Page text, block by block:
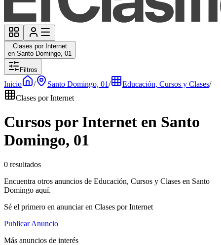
Clases por Internet
en Santo Domingo, 01
Filtros
Inicio / Santo Domingo, 01/ Educación, Cursos y Clases/
Clases por Internet
Cursos por Internet en Santo
Domingo, 01
0 resultados
Encuentra otros anuncios de Educación, Cursos y Clases en Santo
Domingo aquí.
Sé el primero en anunciar en Clases por Internet
Publicar Anuncio
Más anuncios de interés